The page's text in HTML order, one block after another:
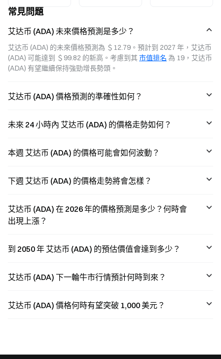
the Van Rossem
completed and
under way, how
is Cardano
governance
rebound?
transactions and
expected to go
live on the
mainnet by the
priced at
$0.18402,
18.53% increase
over the past
an in-depth
major technical
Cardano’s
89% from its
December 2024
Van Rossem
hard fork has
whether ADA
常見問題
艾达币 (ADA) 未來價格預測是多少？
艾达币 (ADA) 的未來價格預測為 ＄12.79。預計到 2027 年，艾达币
(ADA) 可能達到 ＄99.82 的新高。考慮到其 市值排名 為 19，艾达币
(ADA) 有望繼續保持強勁增長勢頭。
艾达币 (ADA) 價格預測的準確性如何？
未來 24 小時內 艾达币 (ADA) 的價格走勢如何？
本週 艾达币 (ADA) 的價格可能會如何波動？
下週 艾达币 (ADA) 的價格走勢將會怎樣？
艾达币 (ADA) 在 2026 年的價格預測是多少？何時會
出現上漲？
到 2050 年 艾达币 (ADA) 的預估價值會達到多少？
艾达币 (ADA) 下一輪牛市行情預計何時到來？
艾达币 (ADA) 價格何時有望突破 1,000 美元？